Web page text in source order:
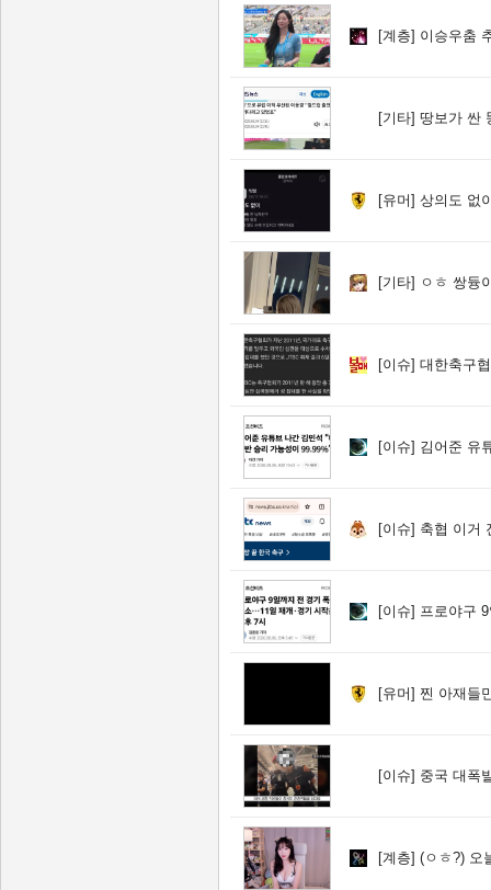
[계층] 이승우춤
[기타] 땅보가 싼
[유머] 상의도 없
[기타] ㅇㅎ 쌍듕
[이슈] 대한축구협회
[이슈] 김어준 유튜브
[이슈] 축협 이거
[이슈] 프로야구 9일까
[유머] 찐 아재들
[이슈] 중국 대폭
[계층] (ㅇㅎ?) 오